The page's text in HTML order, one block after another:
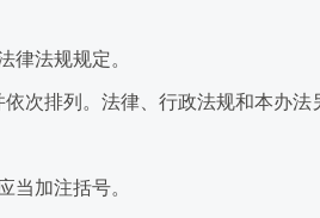
法规规定。
排列。法律、行政法规和本办法
加注括号。